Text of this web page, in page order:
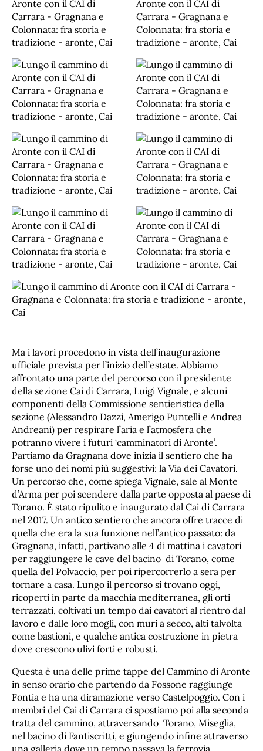
Ma i lavori procedono in vista dell’inaugurazione
ufficiale prevista per l’inizio dell’estate. Abbiamo
affrontato una parte del percorso con il presidente
della sezione Cai di Carrara, Luigi Vignale, e alcuni
componenti della Commissione sentieristica della
sezione (Alessandro Dazzi, Amerigo Puntelli e Andrea
Andreani) per respirare l’aria e l’atmosfera che
potranno vivere i futuri ‘camminatori di Aronte’.
Partiamo da Gragnana dove inizia il sentiero che ha
forse uno dei nomi più suggestivi: la Via dei Cavatori.
Un percorso che, come spiega Vignale, sale al Monte
d’Arma per poi scendere dalla parte opposta al paese di
Torano. È stato ripulito e inaugurato dal Cai di Carrara
nel 2017. Un antico sentiero che ancora offre tracce di
quella che era la sua funzione nell’antico passato: da
Gragnana, infatti, partivano alle 4 di mattina i cavatori
per raggiungere le cave del bacino di Torano, come
quella del Polvaccio, per poi ripercorrerlo a sera per
tornare a casa. Lungo il percorso si trovano oggi,
ricoperti in parte da macchia mediterranea, gli orti
terrazzati, coltivati un tempo dai cavatori al rientro dal
lavoro e dalle loro mogli, con muri a secco, alti talvolta
come bastioni, e qualche antica costruzione in pietra
dove crescono ulivi forti e robusti.
Questa è una delle prime tappe del Cammino di Aronte
in senso orario che partendo da Fossone raggiunge
Fontia e ha una diramazione verso Castelpoggio. Con i
membri del Cai di Carrara ci spostiamo poi alla seconda
tratta del cammino, attraversando Torano, Miseglia,
nel bacino di Fantiscritti, e giungendo infine attraverso